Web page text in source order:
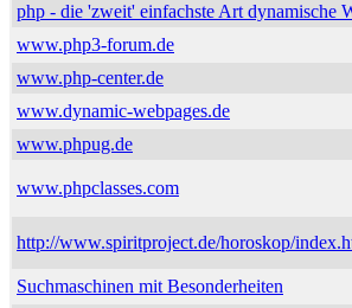
php - die 'zweit' einfachste Art dynamische
www.php3-forum.de
www.php-center.de
www.dynamic-webpages.de
www.phpug.de
www.phpclasses.com
http://www.spiritproject.de/horoskop/
Suchmaschinen mit Besonderheiten